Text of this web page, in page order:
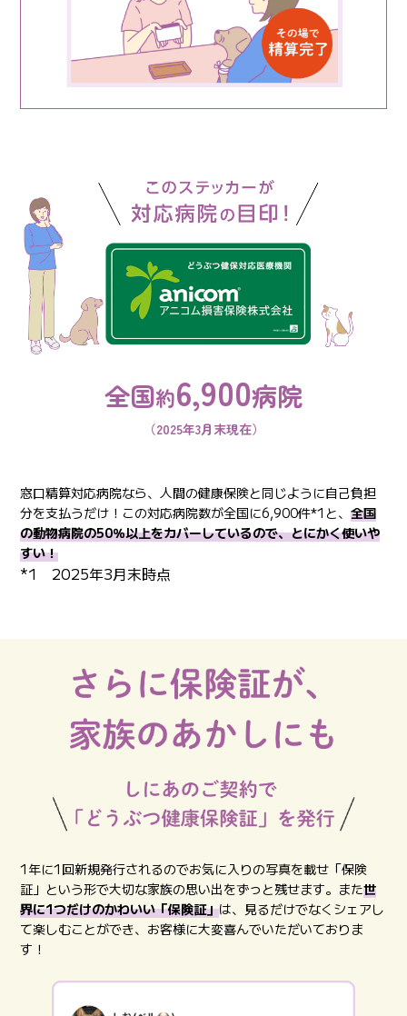
全国約6,900病院
（2025年3月末現在）
窓口精算対応病院なら、人間の健康保険と同じように自己負担
分を支払うだけ！この対応病院数が全国に6,900件*1と、全国
の動物病院の50％以上をカバーしているので、とにかく使いや
すい！
*1 2025年3月末時点
1年に1回新規発行されるのでお気に入りの写真を載せ「保険
証」という形で大切な家族の思い出をずっと残せます。また世
界に1つだけのかわいい「保険証」は、見るだけでなくシェアし
て楽しむことができ、お客様に大変喜んでいただいておりま
す！